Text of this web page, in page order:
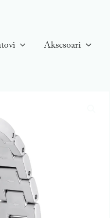
Aksesoari